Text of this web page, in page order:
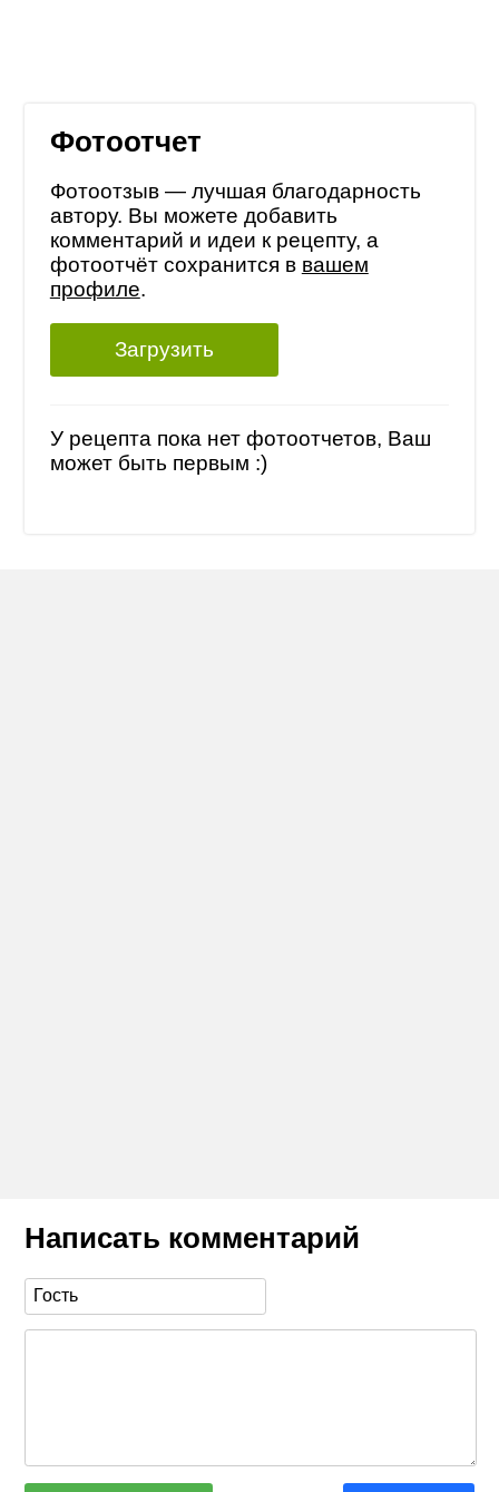
Фотоотчет
Фотоотзыв — лучшая благодарность
автору. Вы можете добавить
комментарий и идеи к рецепту, а
фотоотчёт сохранится в вашем
профиле.
Загрузить
У рецепта пока нет фотоотчетов, Ваш
может быть первым :)
Написать комментарий